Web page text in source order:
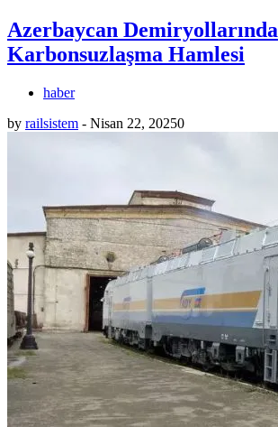
Azerbaycan Demiryollarında
Karbonsuzlaşma Hamlesi
haber
by railsistem - Nisan 22, 20250